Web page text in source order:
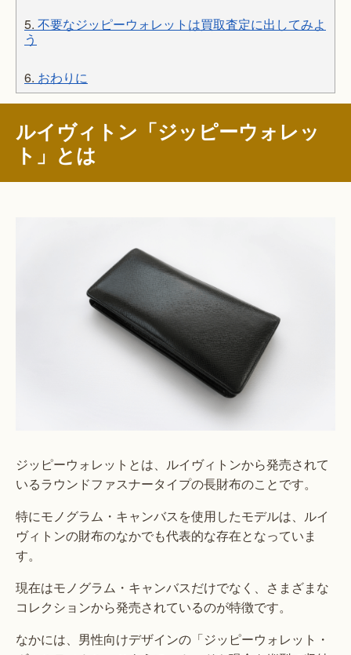
5. 不要なジッピーウォレットは買取査定に出してみよ
う
6. おわりに
ルイヴィトン「ジッピーウォレッ
ト」とは
ジッピーウォレットとは、ルイヴィトンから発売されて
いるラウンドファスナータイプの長財布のことです。
特にモノグラム・キャンバスを使用したモデルは、ルイ
ヴィトンの財布のなかでも代表的な存在となっていま
す。
現在はモノグラム・キャンバスだけでなく、さまざまな
コレクションから発売されているのが特徴です。
なかには、男性向けデザインの「ジッピーウォレット・